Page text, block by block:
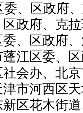
、区政府
政府、克
、区政府
江区委、
会办、北
市河西区
区花木街